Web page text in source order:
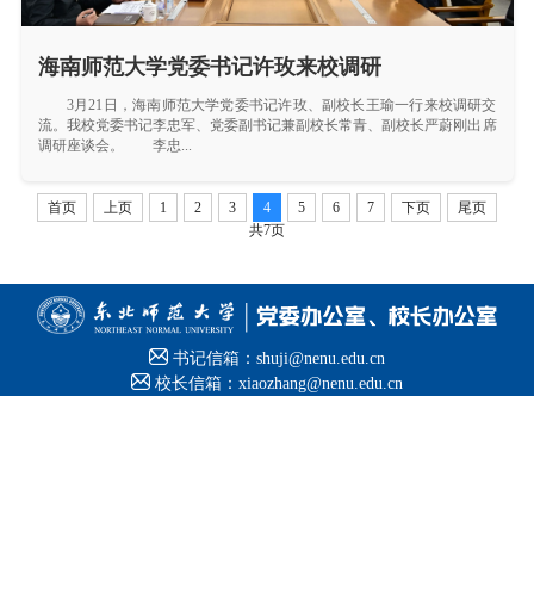
海南师范大学党委书记许玫来校调研
3月21日，海南师范大学党委书记许玫、副校长王瑜一行来校调研交
流。我校党委书记李忠军、党委副书记兼副校长常青、副校长严蔚刚出席
调研座谈会。 李忠...
首页 上页 1 2 3 4 5 6 7 下页
尾页
共7页
 书记信箱：shuji@nenu.edu.cn
 校长信箱：xiaozhang@nenu.edu.cn